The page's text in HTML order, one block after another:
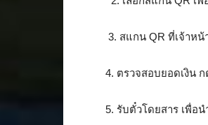
3. สแกน QR ที่เจ้าหน้
4. ตรวจสอบยอดเงิน
5. รับตั๋วโดยสาร เพื่อ